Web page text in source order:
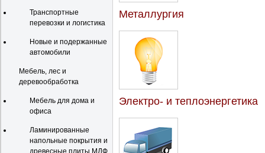
Транспортные
перевозки и логистика
Новые и подержанные
автомобили
Мебель, лес и
деревообработка
Мебель для дома и
офиса
Ламинированные
напольные покрытия и
древесные плиты МДФ,
Металлургия
Электро- и теплоэнергетика